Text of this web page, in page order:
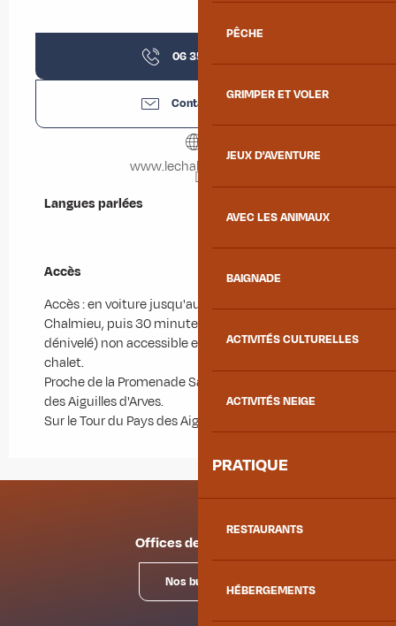
PÊCHE
GRIMPER ET VOLER
JEUX D'AVENTURE
AVEC LES ANIMAUX
BAIGNADE
ACTIVITÉS CULTURELLES
ACTIVITÉS NEIGE
PRATIQUE
RESTAURANTS
HÉBERGEMENTS
06 35 48 11
Contactez-nous
www.lechaletdlacroe.fr
Langues parlées
Langues parlées
Accès
Accès
Accès : en voiture jusqu'au parking du Relais TV - Le
Chalmieu, puis 30 minutes à pied (200 mètres de
dénivelé) non accessible en voiture au pied du
chalet.
Proche de la Promenade Savoyarde de Découverte
des Aiguilles d'Arves.
Sur le Tour du Pays des Aiguilles d'Arves.
Offices de tourisme
Nos bureaux